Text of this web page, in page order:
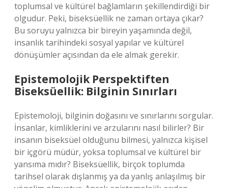
toplumsal ve kültürel bağlamların şekillendirdiği bir
olgudur. Peki, biseksüellik ne zaman ortaya çıkar?
Bu soruyu yalnızca bir bireyin yaşamında değil,
insanlık tarihindeki sosyal yapılar ve kültürel
dönüşümler açısından da ele almak gerekir.
Epistemolojik Perspektiften
Biseksüellik: Bilginin Sınırları
Epistemoloji, bilginin doğasını ve sınırlarını sorgular.
İnsanlar, kimliklerini ve arzularını nasıl bilirler? Bir
insanın biseksüel olduğunu bilmesi, yalnızca kişisel
bir içgörü müdür, yoksa toplumsal ve kültürel bir
yansıma mıdır? Biseksüellik, birçok toplumda
tarihsel olarak dışlanmış ya da yanlış anlaşılmış bir